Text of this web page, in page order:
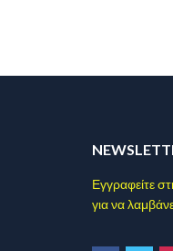
Εγγραφείτε
για να